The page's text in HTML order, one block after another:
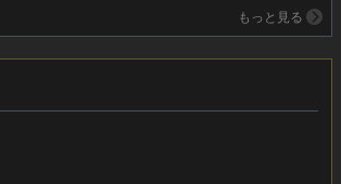
もっと見る